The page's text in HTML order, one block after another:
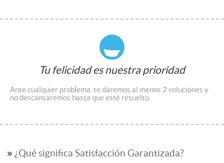
Tu felicidad es nuestra prioridad
Ante cualquier problema, te daremos al menos 2 soluciones y
no descansaremos hasta que esté resuelto.
¿Qué significa Satisfacción Garantizada?